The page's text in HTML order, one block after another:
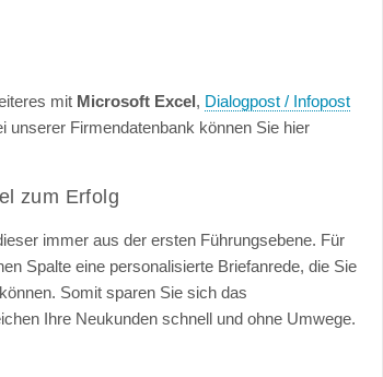
mit Microsoft Excel, Dialogpost / Infopost
unserer Firmendatenbank können Sie hier
zum Erfolg
immer aus der ersten Führungsebene. Für
Spalte eine personalisierte Briefanrede, die Sie
Somit sparen Sie sich das
Ihre Neukunden schnell und ohne Umwege.